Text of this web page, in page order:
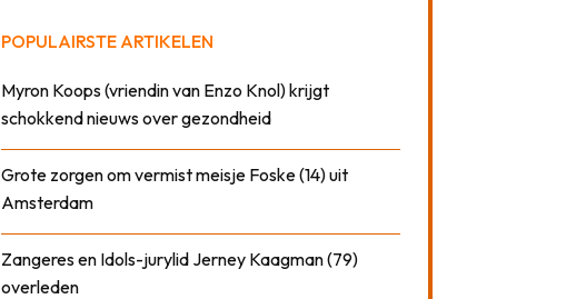
POPULAIRSTE ARTIKELEN
Myron Koops (vriendin van Enzo Knol) krijgt
schokkend nieuws over gezondheid
Grote zorgen om vermist meisje Foske (14) uit
Amsterdam
Zangeres en Idols-jurylid Jerney Kaagman (79)
overleden